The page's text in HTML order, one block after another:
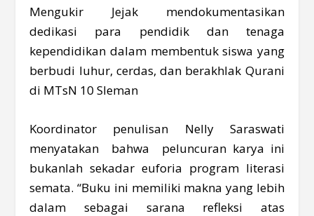
Mengukir Jejak mendokumentasikan
dedikasi para pendidik dan tenaga
kependidikan dalam membentuk siswa yang
berbudi luhur, cerdas, dan berakhlak Qurani
di MTsN 10 Sleman
Koordinator penulisan Nelly Saraswati
menyatakan bahwa peluncuran karya ini
bukanlah sekadar euforia program literasi
semata. “Buku ini memiliki makna yang lebih
dalam sebagai sarana refleksi atas